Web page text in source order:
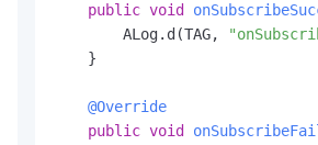
public void
        ALog.d(TAG,
    }
@Override
public void